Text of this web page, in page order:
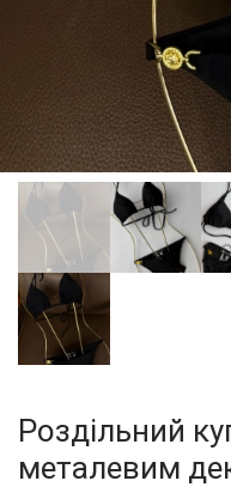
Роздільний
металевим